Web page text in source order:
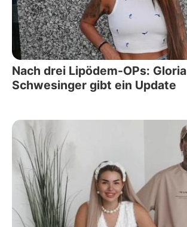
Nach drei Lipödem-OPs: Gloria
Schwesinger gibt ein Update